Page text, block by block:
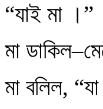
“যাই মা ।”
মা
মা বলিল,